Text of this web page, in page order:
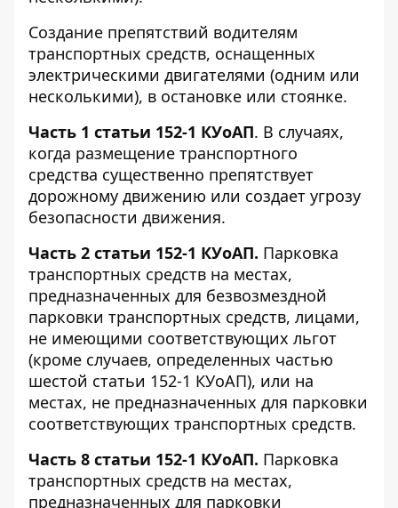
Создание препятствий водителям
транспортных средств, оснащенных
электрическими двигателями (одним или
несколькими), в остановке или стоянке.
Часть 1 статьи 152-1 КУоАП. В случаях,
когда размещение транспортного
средства существенно препятствует
дорожному движению или создает угрозу
безопасности движения.
Часть 2 статьи 152-1 КУоАП. Парковка
транспортных средств на местах,
предназначенных для безвозмездной
парковки транспортных средств, лицами,
не имеющими соответствующих льгот
(кроме случаев, определенных частью
шестой статьи 152-1 КУоАП), или на
местах, не предназначенных для парковки
соответствующих транспортных средств.
Часть 8 статьи 152-1 КУоАП. Парковка
транспортных средств на местах,
предназначенных для парковки